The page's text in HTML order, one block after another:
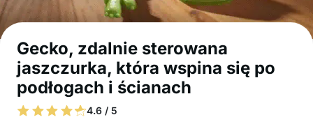
Gecko, zdalnie sterowana
jaszczurka, która wspina się po
podłogach i ścianach
4.6 / 5